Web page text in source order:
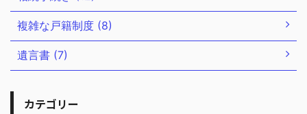
複雑な戸籍制度 (8)
遺言書 (7)
カテゴリー